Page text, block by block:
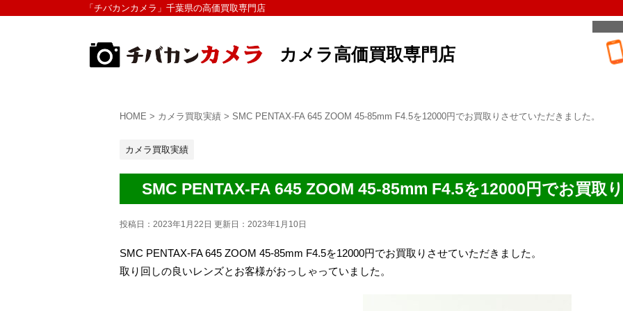
「チバカンカメラ」千葉県の高価買取専門店
カメラ高価買取専門店
HOME > カメラ買取実績 > SMC PENTAX-FA 645 ZOOM 45-85mm F4.5を12000円でお買取りさせていただきました。
カメラ買取実績
SMC PENTAX-FA 645 ZOOM 45-85mm F4.5を12000円でお買取
投稿日：2023年1月22日 更新日： 2023年1月10日
SMC PENTAX-FA 645 ZOOM 45-85mm F4.5を12000円でお買取りさせていただきました。
取り回しの良いレンズとお客様がおっしゃっていました。